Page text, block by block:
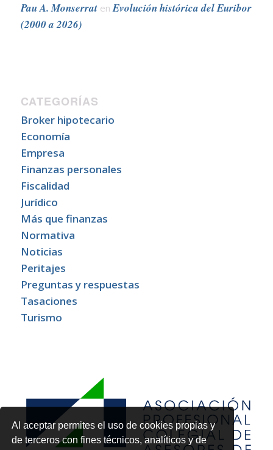
Al aceptar permites el uso de cookies propias y
de terceros con fines técnicos, analíticos y de
Pau A. MonserratenEvolución histórica del Euribor
(2000 a 2026)
CATEGORÍAS
Broker hipotecario
Economía
Empresa
Finanzas personales
Fiscalidad
Jurídico
Más que finanzas
Normativa
Noticias
Peritajes
Preguntas y respuestas
Tasaciones
Turismo